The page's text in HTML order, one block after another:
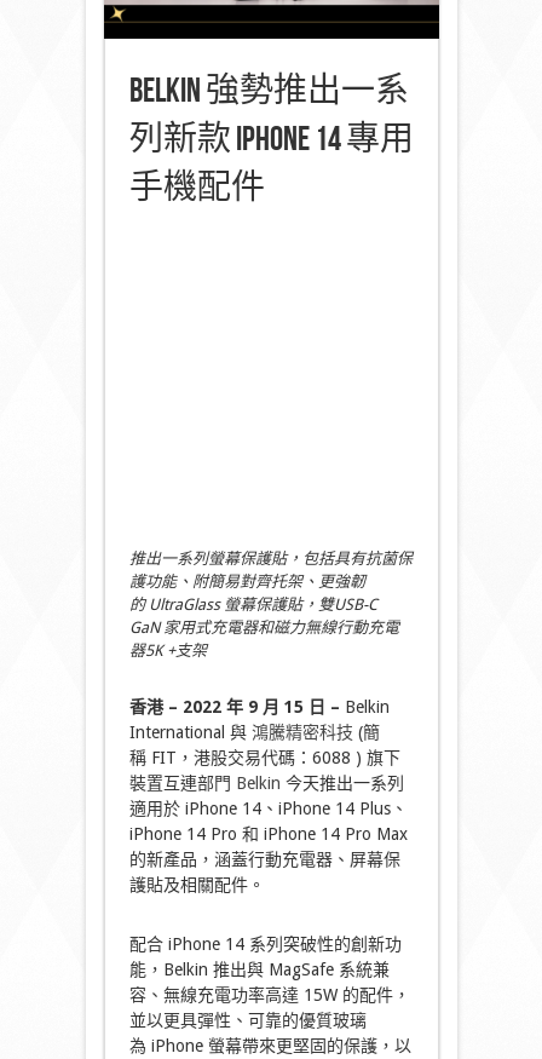
Belkin 強勢推出一系
列新款 iPhone 14 專用
手機配件
推出一系列螢幕保護貼，包括具有抗菌保
護功能、附簡易對齊托架、更強韌
的 UltraGlass 螢幕保護貼，雙USB-C
GaN 家用式充電器和磁力無線行動充電
器5K +支架
香港 – 2022 年9 月 15 日 – Belkin
International 與 鴻騰精密科技 (簡
稱 FIT，港股交易代碼：6088 ) 旗下
裝置互連部門 Belkin 今天推出一系列
適用於 iPhone 14、iPhone 14 Plus、
iPhone 14 Pro 和 iPhone 14 Pro Max
的新產品，涵蓋行動充電器、屏幕保
護貼及相關配件。
配合 iPhone 14 系列突破性的創新功
能，Belkin 推出與 MagSafe 系統兼
容、無線充電功率高達 15W 的配件，
並以更具彈性、可靠的優質玻璃
為 iPhone 螢幕帶來更堅固的保護，以